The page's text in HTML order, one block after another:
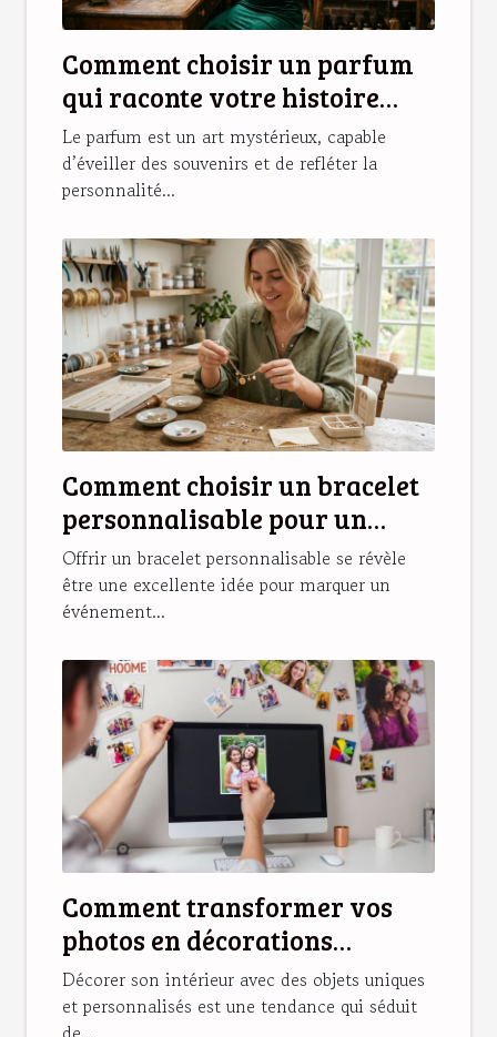
Comment choisir un parfum
qui raconte votre histoire
personnelle ?
Le parfum est un art mystérieux, capable
d’éveiller des souvenirs et de refléter la
personnalité...
Comment choisir un bracelet
personnalisable pour un
cadeau unique ?
Offrir un bracelet personnalisable se révèle
être une excellente idée pour marquer un
événement...
Comment transformer vos
photos en décorations
magnétiques originales ?
Décorer son intérieur avec des objets uniques
et personnalisés est une tendance qui séduit